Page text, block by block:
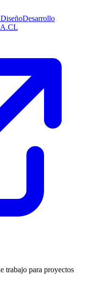
DiseñoDesarrollo
trabajo para proyectos